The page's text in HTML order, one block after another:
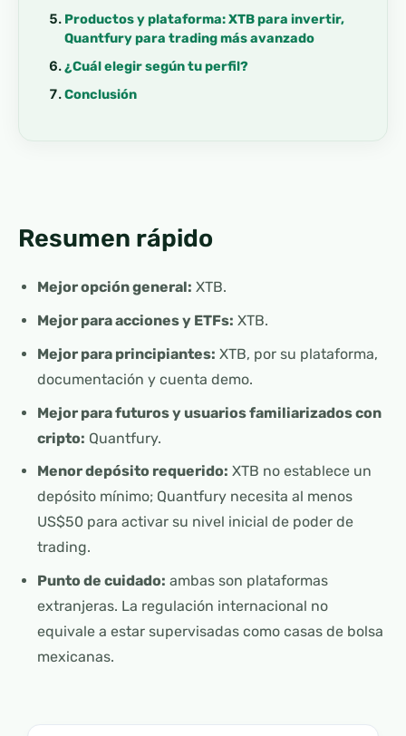
Productos y plataforma: XTB para invertir,
Quantfury para trading más avanzado
¿Cuál elegir según tu perfil?
Conclusión
Resumen rápido
Mejor opción general: XTB.
Mejor para acciones y ETFs: XTB.
Mejor para principiantes: XTB, por su plataforma,
documentación y cuenta demo.
Mejor para futuros y usuarios familiarizados con
cripto: Quantfury.
Menor depósito requerido: XTB no establece un
depósito mínimo; Quantfury necesita al menos
US$50 para activar su nivel inicial de poder de
trading.
Punto de cuidado: ambas son plataformas
extranjeras. La regulación internacional no
equivale a estar supervisadas como casas de bolsa
mexicanas.